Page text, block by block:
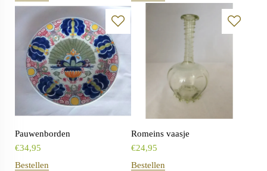
Pauwenborden
€34,95
Bestellen
Romeins vaasje
€24,95
Bestellen